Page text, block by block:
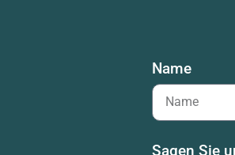
Name
Sagen Sie